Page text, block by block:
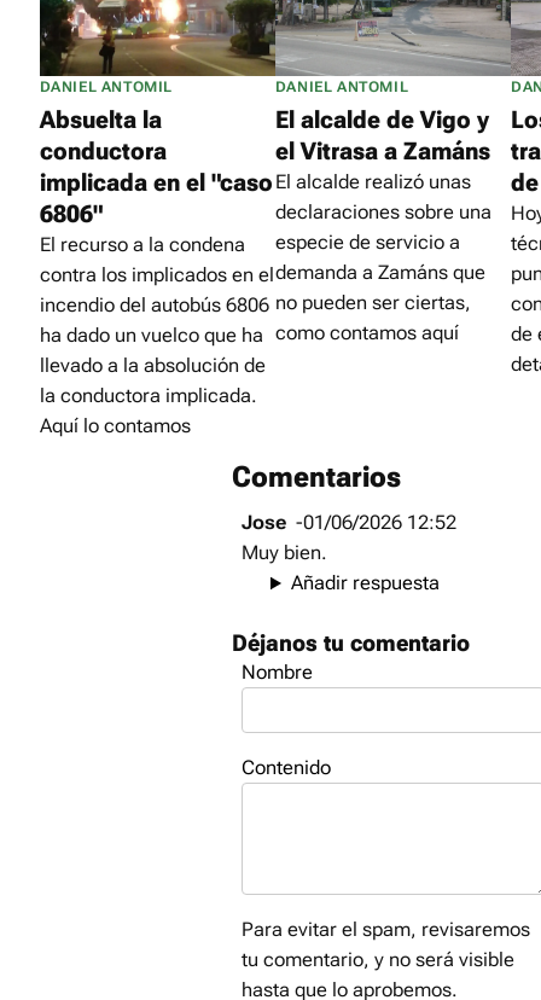
DANIEL ANTOMIL
Absuelta la
conductora
implicada en el "caso
6806"
El recurso a la condena
contra los implicados en el
incendio del autobús 6806
ha dado un vuelco que ha
llevado a la absolución de
la conductora implicada.
Aquí lo contamos
DANIEL ANTOMIL
El alcalde de Vigo y
el Vitrasa a Zamáns
El alcalde realizó unas
declaraciones sobre una
especie de servicio a
demanda a Zamáns que
no pueden ser ciertas,
como contamos aquí
de
Comentarios
Jose -01/06/2026 12:52
Muy bien.
Añadir respuesta
Déjanos tu comentario
Nombre
Contenido
Para evitar el spam, revisaremos
tu comentario, y no será visible
hasta que lo aprobemos.